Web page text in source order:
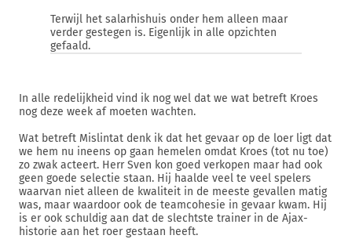
Terwijl het salarhishuis onder hem alleen maar
verder gestegen is. Eigenlijk in alle opzichten
gefaald.
In alle redelijkheid vind ik nog wel dat we wat betreft Kroes
nog deze week af moeten wachten.
Wat betreft Mislintat denk ik dat het gevaar op de loer ligt dat
we hem nu ineens op gaan hemelen omdat Kroes (tot nu toe)
zo zwak acteert. Herr Sven kon goed verkopen maar had ook
geen goede selectie staan. Hij haalde veel te veel spelers
waarvan niet alleen de kwaliteit in de meeste gevallen matig
was, maar waardoor ook de teamcohesie in gevaar kwam. Hij
is er ook schuldig aan dat de slechtste trainer in de Ajax-
historie aan het roer gestaan heeft.